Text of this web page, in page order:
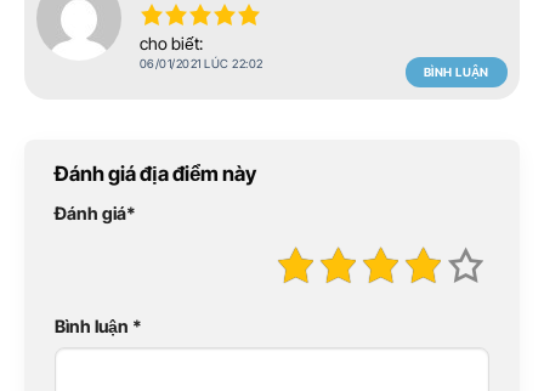
cho biết:
06/01/2021 LÚC 22:02
BÌNH LUẬN
Đánh giá địa điểm này
Đánh giá*
Bình luận *